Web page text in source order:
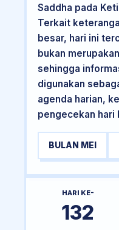
Saddha pada
Terkait
besar, hari ini
bukan
sehingga
digunakan
agenda harian,
pengecekan hari
BULAN MEI
HARI KE-
132